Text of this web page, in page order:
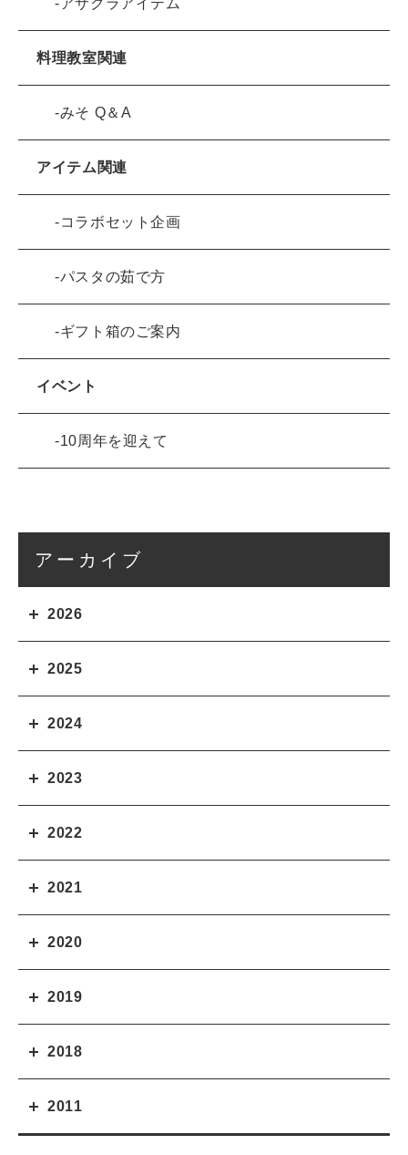
アサクラアイテム
料理教室関連
みそ Q＆A
アイテム関連
コラボセット企画
パスタの茹で方
ギフト箱のご案内
イベント
10周年を迎えて
アーカイブ
2026
2025
2024
2023
2022
2021
2020
2019
2018
2011